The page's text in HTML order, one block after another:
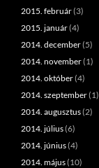
2015. február(3)
2015. január(4)
2014. december(5)
2014. november(1)
2014. október(4)
2014. szeptember(1)
2014. augusztus(2)
2014. július(6)
2014. június(4)
2014. május(10)